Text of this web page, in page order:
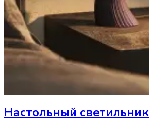
Настольный светильник